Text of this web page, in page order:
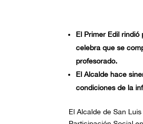
El Primer Edil
celebra que se
profesorado.
El Alcalde hace
condiciones de la
El Alcalde de San